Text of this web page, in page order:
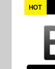
HOT